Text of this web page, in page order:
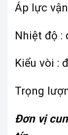
Áp lực
Nhiệt độ :
Kiểu vòi :
Trọng
Đơn vị